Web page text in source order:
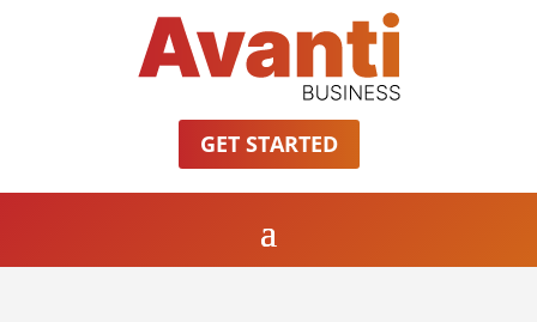
GET STARTED